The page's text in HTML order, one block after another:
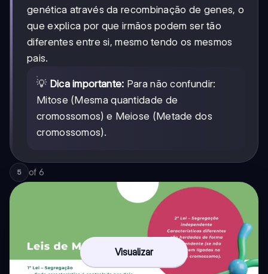
genética através da recombinação de genes, o
que explica por que irmãos podem ser tão
diferentes entre si, mesmo tendo os mesmos
pais.
💡 Dica importante: Para não confundir:
Mitose (Mesma quantidade de
cromossomos) e Meiose (Metade dos
cromossomos).
5 of 6
Visualizar